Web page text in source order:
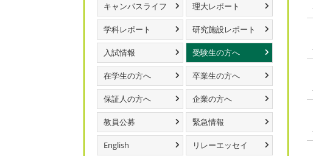
キャンパスライフ 理大レポート
学科レポート 研究施設レポート
入試情報 受験生の方へ
在学生の方へ 卒業生の方へ
保証人の方へ 企業の方へ
教員公募 緊急情報
English リレーエッセイ